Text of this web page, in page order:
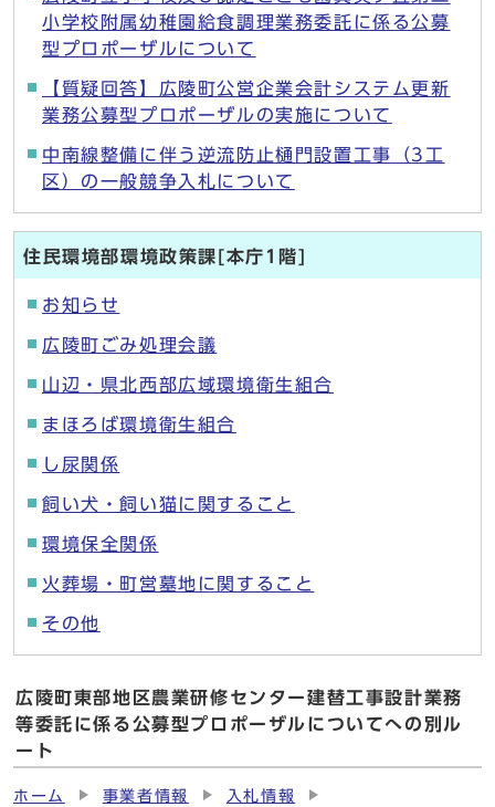
小学校附属幼稚園給食調理業務委託に係る公募
型プロポーザルについて
【質疑回答】広陵町公営企業会計システム更新
業務公募型プロポーザルの実施について
中南線整備に伴う逆流防止樋門設置工事（3工
区）の一般競争入札について
住民環境部環境政策課[本庁1階]
お知らせ
広陵町ごみ処理会議
山辺・県北西部広域環境衛生組合
まほろば環境衛生組合
し尿関係
飼い犬・飼い猫に関すること
環境保全関係
火葬場・町営墓地に関すること
その他
広陵町東部地区農業研修センター建替工事設計業務
等委託に係る公募型プロポーザルについてへの別ル
ート
ホーム 事業者情報
入札情報